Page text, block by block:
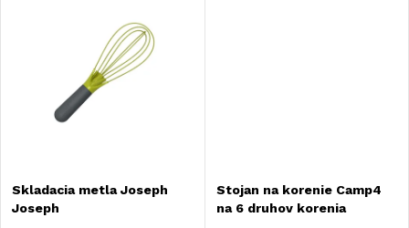
Skladacia metla Joseph
Joseph
Stojan na korenie Camp4
na 6 druhov korenia